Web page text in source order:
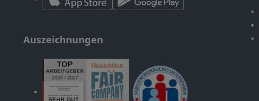
Auszeichnungen